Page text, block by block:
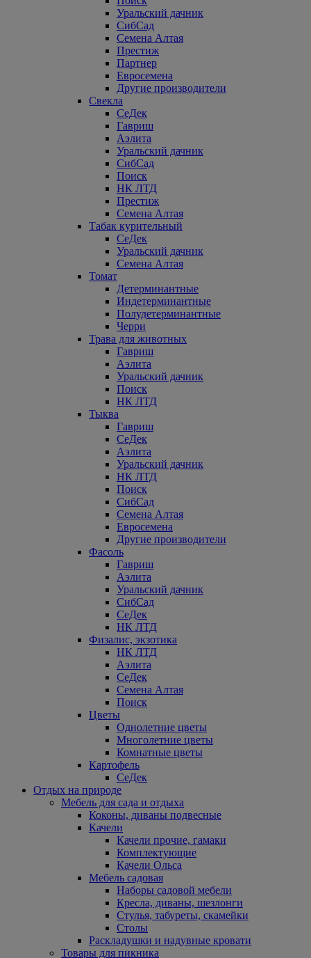
Уральский дачник
СибСад
Семена Алтая
Престиж
Партнер
Евросемена
Другие производители
Свекла
СеДек
Гавриш
Аэлита
Уральский дачник
СибСад
Поиск
НК ЛТД
Престиж
Семена Алтая
Табак курительный
СеДек
Уральский дачник
Семена Алтая
Томат
Детерминантные
Индетерминантные
Полудетерминантные
Черри
Трава для животных
Гавриш
Аэлита
Уральский дачник
Поиск
НК ЛТД
Тыква
Гавриш
СеДек
Аэлита
Уральский дачник
НК ЛТД
Поиск
СибСад
Семена Алтая
Евросемена
Другие производители
Фасоль
Гавриш
Аэлита
Уральский дачник
СибСад
СеДек
НК ЛТД
Физалис, экзотика
НК ЛТД
Аэлита
СеДек
Семена Алтая
Поиск
Цветы
Однолетние цветы
Многолетние цветы
Комнатные цветы
Картофель
СеДек
Отдых на природе
Мебель для сада и отдыха
Коконы, диваны подвесные
Качели
Качели прочие, гамаки
Комплектующие
Качели Ольса
Мебель садовая
Наборы садовой мебели
Кресла, диваны, шезлонги
Стулья, табуреты, скамейки
Столы
Раскладушки и надувные кровати
Товары для пикника